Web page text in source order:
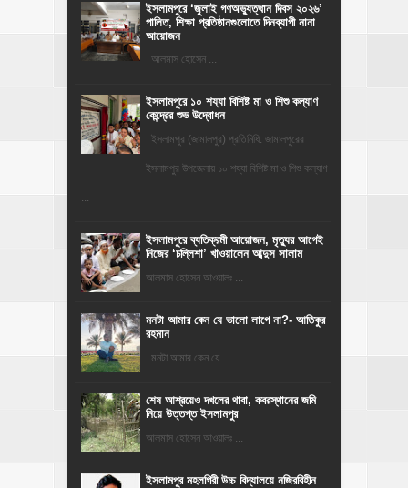
‎ইসলামপুরে ‘জুলাই গণঅভ্যুত্থান দিবস ২০২৬’
পালিত, শিক্ষা প্রতিষ্ঠানগুলোতে দিনব্যাপী নানা
আয়োজন
‎​আলমাস হোসেন ...
ইসলামপুরে ১০ শয্যা বিশিষ্ট মা ও শিশু কল্যাণ
কেন্দ্রের শুভ উদ্বোধন
ইসলামপুর (জামালপুর) প্রতিনিধি: জামালপুরের
ইসলামপুর উপজেলায় ১০ শয্যা বিশিষ্ট মা ও শিশু কল্যাণ
...
‎ইসলামপুরে ব্যতিক্রমী আয়োজন, মৃত্যুর আগেই
নিজের ‘চল্লিশা’ খাওয়ালেন আব্দুস সালাম
আলমাস হোসেন আওয়ালঃ ...
মনটা আমার কেন যে ভালো লাগে না?- আতিকুর
রহমান
মনটা আমার কেন যে ...
শেষ আশ্রয়েও দখলের থাবা, কবরস্থানের জমি
নিয়ে উত্তপ্ত ইসলামপুর
আলমাস হোসেন আওয়ালঃ ...
​ইসলামপুর মহলগিরী উচ্চ বিদ্যালয়ে নজিরবিহীন